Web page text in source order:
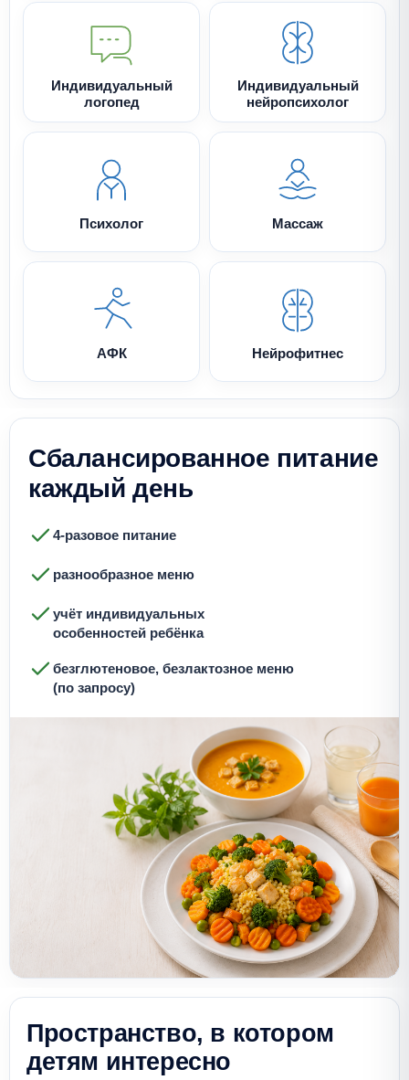
Индивидуальный
логопед
Индивидуальный
нейропсихолог
Психолог Массаж
АФК Нейрофитнес
Сбалансированное питание
каждый день
4-разовое питание
разнообразное меню
учёт индивидуальных
особенностей ребёнка
безглютеновое, безлактозное меню
(по запросу)
Пространство, в котором
детям интересно